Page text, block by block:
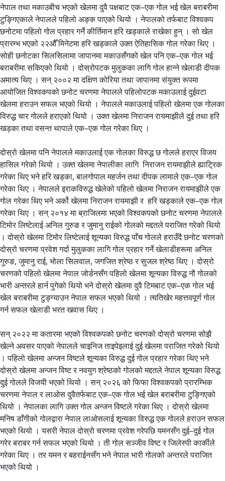
नेपाल तथा मकाउबीच भएको खेलमा दुवै पक्षबाट एक–एक गोल भई खेल बराबरीमा
टुङ्गिएकाले नेपालले पहिलो अङ्क पाएको थियो । नेपालको तर्फबाट विश्वकप
छनोटमा पहिलो गोल प्रहार गर्ने कीर्तिमान हरि खड्काले राखेका हुन् । सो खेल
प्रारम्भ भएको २२औँ मिनेटमा हरि खड्काले उक्त ऐतिहासिक गोल गरेका थिए ।
सोही छनोटका सिलसिलामा जापानमा मकाउसँगको खेल पनि एक–एक गोल भई
बराबरीमा सकिएको थियो । दोस्रोपटक मुलुकका लागि गोल हान्ने खेलाडी दीपक
अमात्य थिए । सन् २००२ मा दक्षिण कोरिया तथा जापानमा संयुक्त रूपमा
आयोजित विश्वकपको छनोट चरणमा नेपालले पहिलोपटक मकाउलाई दुईवटा
खेलमा हराउन सफल भएको थियो । नेपालले मकाउलाई पहिलो खेलमा एक गोलका
विरुद्ध चार गोलले हराएको थियो । उक्त खेलमा निराजन रायमाझीले दुई तथा हरि
खड्का तथा वसन्त थापाले एक–एक गोल गरेका थिए ।
दोस्रो खेलमा पनि नेपालले मकाउलाई एक गोलका विरुद्ध छ गोलले हराएर विजय
हासिल गरेको थियो । उक्त खेलमा नेपालीका लागि निराजन रायमाझीले ह्याट्रिक
गरेका थिए भने हरि खड्का, बालगोपाल महर्जन तथा दीपक लामाले एक–एक गोल
गरेका थिए । नेपालले इराकविरुद्ध खेलेको पहिलो खेलमा निराजन रायमाझीले एक
गोल गरेका थिए भने अर्को खेलमा निराजन रायमाझी र हरि खड्काले एक–एक गोल
गरेका थिए । सन् २०१४ मा ब्राजिलमा भएको विश्वकपको छनोट चरणमा नेपालले
टिमोर लिष्टेलाई अनिल गुरुङ र जुमानु राईको गोलको मद्दतले पराजित गरेको थियो
। दोस्रो खेलमा टिमोर लिष्टेलाई शून्यका विरुद्ध पाँच गोलले हराउँदै छनोट चरणको
दोस्रो चरणमा प्रवेश गर्दा मुलुकका लागि गोल प्रहार गर्ने खेलाडीहरूमा अनिल
गुरुङ, जुमानु राई, भोला सिलवाल, जगजित श्रेष्ठ र सुजल श्रेष्ठ थिए । दोस्रो
चरणको पहिलो खेलमा नेपाल जोर्डनसँग पहिलो खेलमा शून्यका विरुद्ध नौ गोलको
भारी अन्तरले हार्न पुगेको थियो भने दोस्रो खेलमा दुवै टिमबाट एक–एक गोल भई
खेल बराबरीमा टुङ्ग्याउन नेपाल सफल भएको थियो । त्यतिखेर महत्तवपूर्ण गोल
गर्न सफल खेलाडी भरत खवास थिए ।
सन् २०२२ मा कतारमा भएको विश्वकपको छनोट चरणको दोस्रो चरणमा सोझै
खेल्ने अवसर पाएको नेपालले चाइनिज ताइपेइलाई दुई खेलमा पराजित गरेको थियो
। पहिलो खेलमा अन्जन विष्टले शून्यका विरुद्ध दुई गोल प्रहार गरेका थिए भने
दोस्रो खेलमा अन्जन विष्ट र नवयुग श्रेष्ठको गोलको मद्दतले नेपाल शून्यका विरुद्ध
दुई गोलले विजयी भएको थियो । सन् २०२६ को फिफा विश्वकपको प्रारम्भिक
चरणमा नेपाल र लाओस दुवैतर्फबाट एक–एक गोल भई खेल बराबरीमा टुङ्गिएको
थियो । नेपालका लागि उक्त गोल अन्जन विष्टले गरेका थिए । दोस्रो खेलमा
मनिष डाँगीको गोलद्वारा नेपाल लाओसलाई शून्यका विरुद्ध एक गोलले हराउन सफल
भएको थियो । यसरी नेपाल दोस्रो चरणमा प्रवेश गरेपछि यमनसँग दुई–दुई गोल
गरेर बराबर गर्न सफल भएको थियो । ती गोल सञ्जीव विष्ट र जिलेस्पी कार्कीले
गरेका थिए । तर यमन र बहराईनसँग भने नेपाल भारी गोलको अन्तरले पराजित
भएको थियो ।